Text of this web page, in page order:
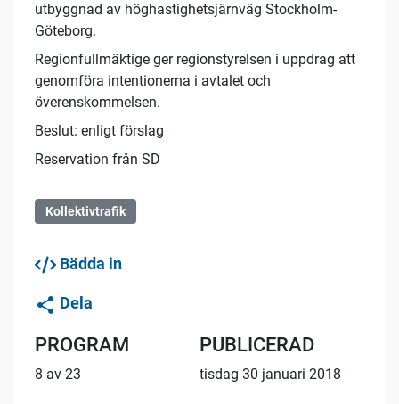
utbyggnad av höghastighetsjärnväg Stockholm-
Göteborg.
Regionfullmäktige ger regionstyrelsen i uppdrag att
genomföra intentionerna i avtalet och
överenskommelsen.
Beslut: enligt förslag
Reservation från SD
Kollektivtrafik
Bädda in
Dela
PROGRAM
8 av 23
PUBLICERAD
tisdag 30 januari 2018